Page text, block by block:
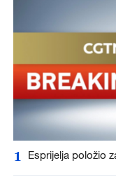
1 Esprijelja položio